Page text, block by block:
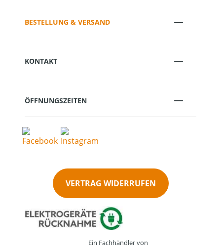
BESTELLUNG & VERSAND
KONTAKT
ÖFFNUNGSZEITEN
VERTRAG WIDERRUFEN
Ein Fachhändler von